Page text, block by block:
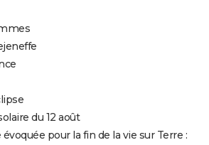
du 12 août
pour la fin de la vie sur Terre :